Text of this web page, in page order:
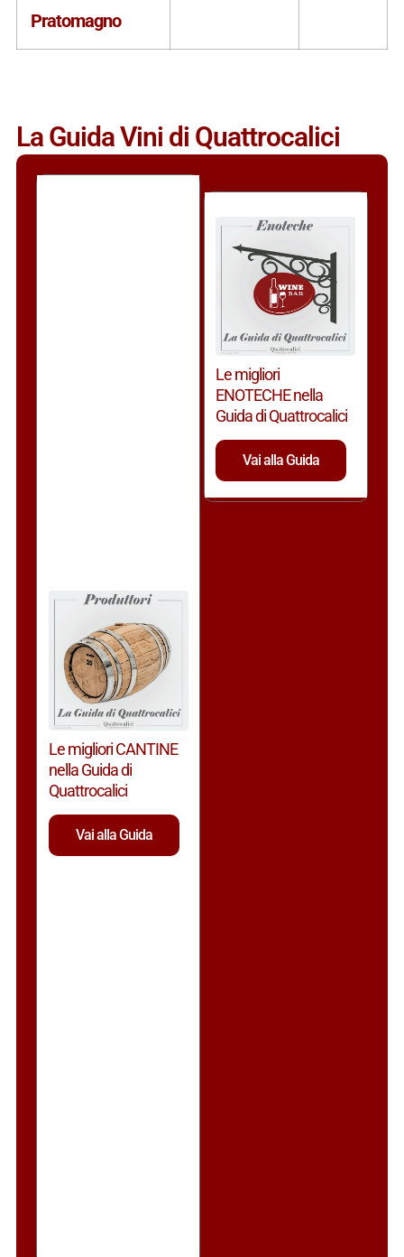
Pratomagno
La Guida Vini di Quattrocalici
Le migliori CANTINE
nella Guida di
Quattrocalici
Vai alla Guida
Le migliori
ENOTECHE nella
Guida di Quattrocalici
Vai alla Guida